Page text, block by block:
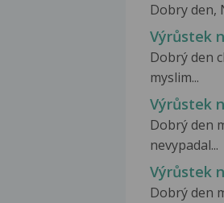
Dobry den,
Výrůstek
Dobrý den
myslim...
Výrůstek
Dobrý den
nevypadal...
Výrůstek
Dobrý den